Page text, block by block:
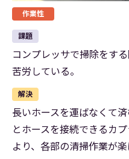
作業性
課題
コンプレッサで掃除をす
苦労している。
解決
長いホースを運ばなくて
とホースを接続できるカ
より、各部の清掃作業が楽